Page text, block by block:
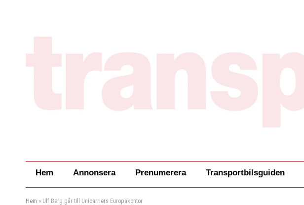
Hem Annonsera Prenumerera Transportbilsguiden
Hem » Ulf Berg går till Unicarriers Europakontor